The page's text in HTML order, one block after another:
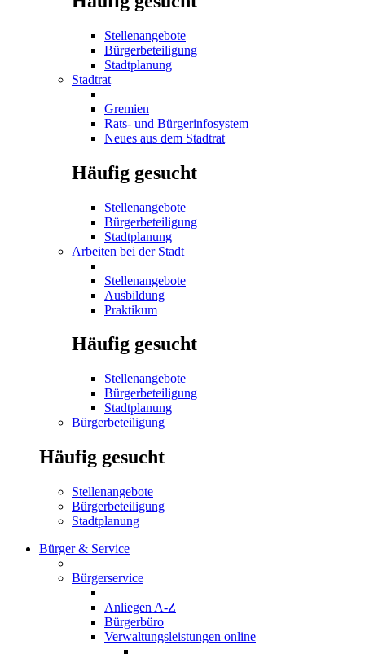
Stellenangebote
Bürgerbeteiligung
Stadtplanung
Stadtrat
Gremien
Rats- und Bürgerinfosystem
Neues aus dem Stadtrat
Häufig gesucht
Stellenangebote
Bürgerbeteiligung
Stadtplanung
Arbeiten bei der Stadt
Stellenangebote
Ausbildung
Praktikum
Häufig gesucht
Stellenangebote
Bürgerbeteiligung
Stadtplanung
Bürgerbeteiligung
Häufig gesucht
Stellenangebote
Bürgerbeteiligung
Stadtplanung
Bürger & Service
Bürgerservice
Anliegen A-Z
Bürgerbüro
Verwaltungsleistungen online